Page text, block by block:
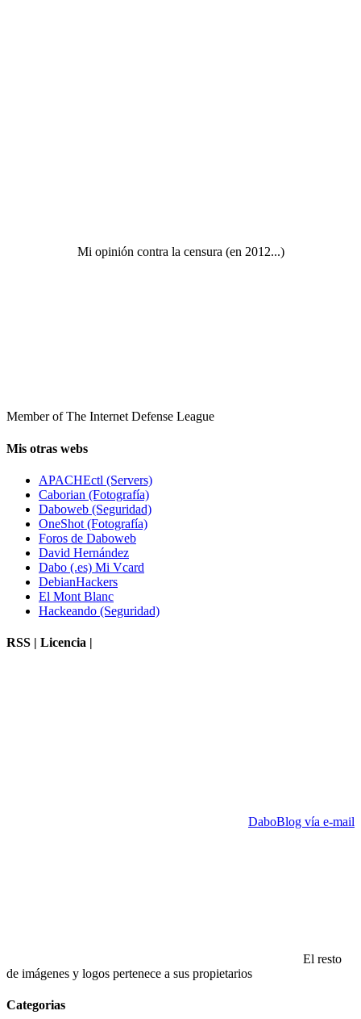
Mi opinión contra la censura (en 2012...)
Member of The Internet Defense League
Mis otras webs
APACHEctl (Servers)
Caborian (Fotografía)
Daboweb (Seguridad)
OneShot (Fotografía)
Foros de Daboweb
David Hernández
Dabo (.es) Mi Vcard
DebianHackers
El Mont Blanc
Hackeando (Seguridad)
RSS | Licencia |
DaboBlog vía e-mail
El resto
de imágenes y logos pertenece a sus propietarios
Categorias